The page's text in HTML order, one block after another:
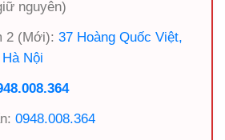
nguyên)
2 (Mới): 37 Hoàng Quốc Việt,
Nội
0948.008.364